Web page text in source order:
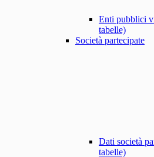
Enti pubblici
tabelle)
Società partecipate
Dati società
tabelle)